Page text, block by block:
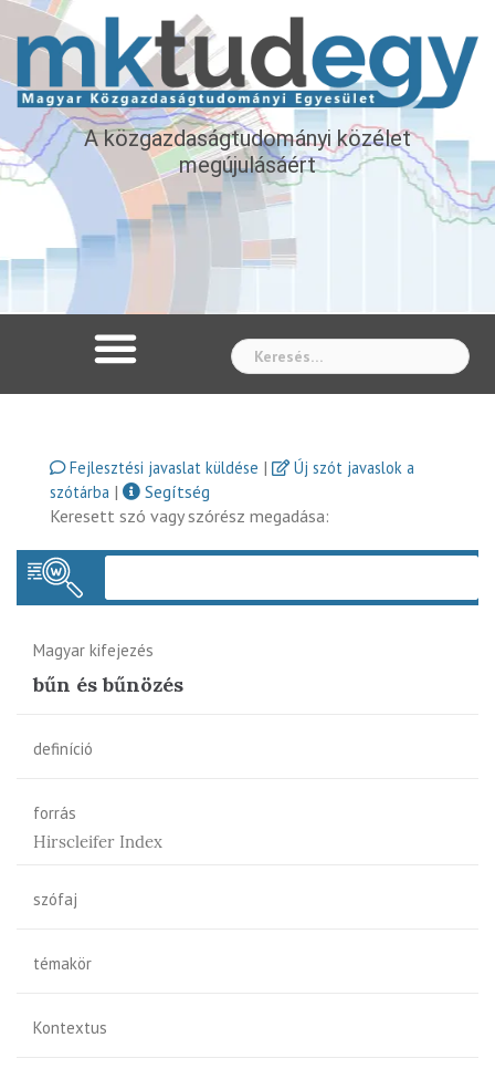
A közgazdaságtudományi közélet
megújulásáért
Fejlesztési javaslat küldése |
Új szót javaslok a
szótárba |
Segítség
Keresett szó vagy szórész megadása:
Magyar kifejezés
bűn és bűnözés
definíció
forrás
Hirscleifer Index
szófaj
témakör
Kontextus